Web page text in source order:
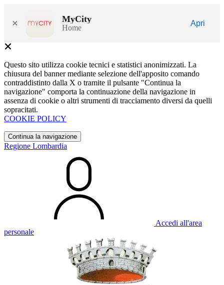
× MyCity
Home
Apri
Questo sito utilizza cookie tecnici e statistici anonimizzati. La
chiusura del banner mediante selezione dell'apposito comando
contraddistinto dalla X o tramite il pulsante "Continua la
navigazione" comporta la continuazione della navigazione in
assenza di cookie o altri strumenti di tracciamento diversi da quelli
sopracitati.
COOKIE POLICY
Continua la navigazione
Regione Lombardia
Accedi all'area
personale